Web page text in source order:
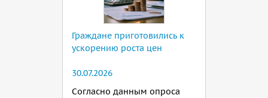
Граждане приготовились к
ускорению роста цен
30.07.2026
Согласно данным опроса